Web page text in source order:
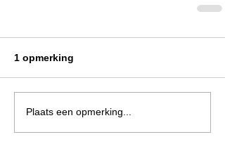
1 opmerking
Plaats een opmerking...